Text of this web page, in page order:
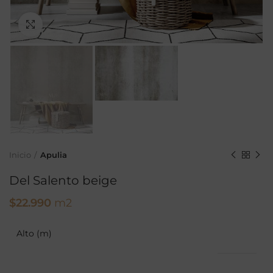
Ampliar
Inicio Apulia
Del Salento beige
$22.990 m2
Alto (m)